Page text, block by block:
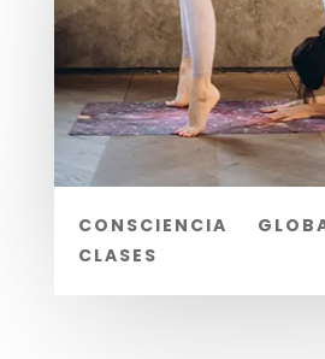
CONSCIENCIA
CLASES